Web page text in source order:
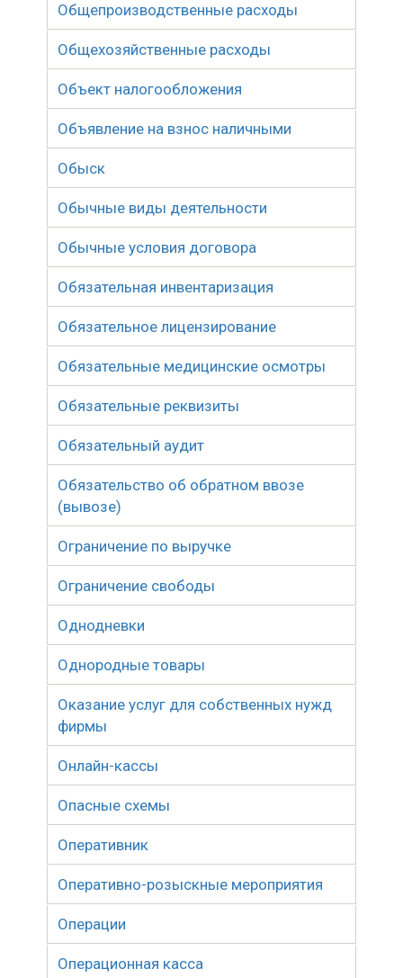
Общепроизводственные расходы
Общехозяйственные расходы
Объект налогообложения
Объявление на взнос наличными
Обыск
Обычные виды деятельности
Обычные условия договора
Обязательная инвентаризация
Обязательное лицензирование
Обязательные медицинские осмотры
Обязательные реквизиты
Обязательный аудит
Обязательство об обратном ввозе
(вывозе)
Ограничение по выручке
Ограничение свободы
Однодневки
Однородные товары
Оказание услуг для собственных нужд
фирмы
Онлайн-кассы
Опасные схемы
Оперативник
Оперативно-розыскные мероприятия
Операции
Операционная касса